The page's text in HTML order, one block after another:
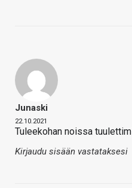
Junaski
22.10.2021
Tuleekohan noissa
Kirjaudu sisään vastataksesi